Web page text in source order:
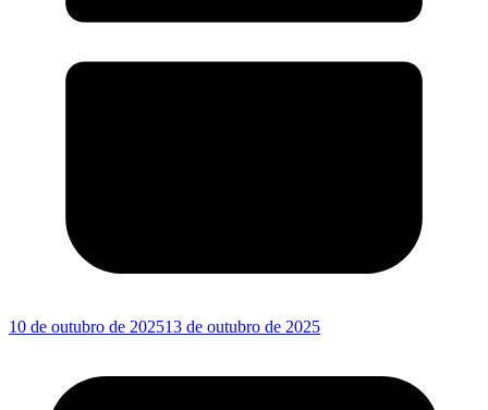
10 de outubro de 202513 de outubro de 2025